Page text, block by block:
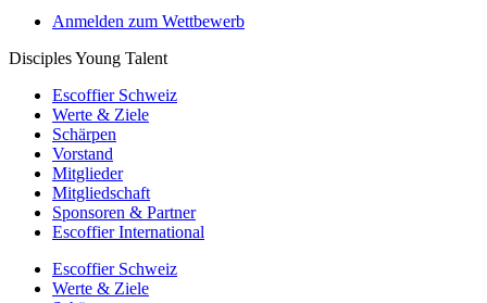
Anmelden zum Wettbewerb
Disciples Young Talent
Escoffier Schweiz
Werte & Ziele
Schärpen
Vorstand
Mitglieder
Mitgliedschaft
Sponsoren & Partner
Escoffier International
Escoffier Schweiz
Werte & Ziele